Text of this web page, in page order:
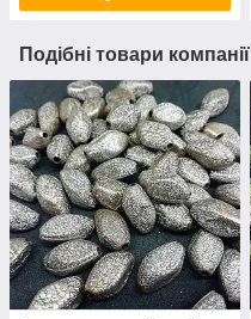
Подібні товари компанії